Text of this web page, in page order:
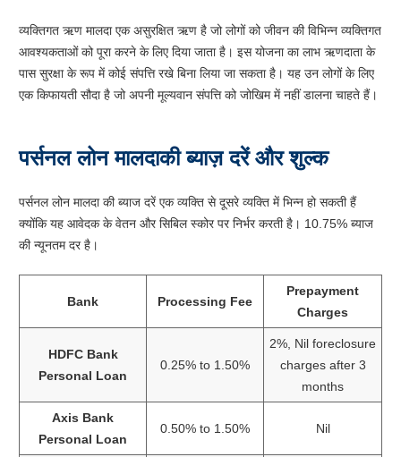
व्यक्तिगत ऋण मालदा एक असुरक्षित ऋण है जो लोगों को जीवन की विभिन्न व्यक्तिगत
आवश्यकताओं को पूरा करने के लिए दिया जाता है। इस योजना का लाभ ऋणदाता के
पास सुरक्षा के रूप में कोई संपत्ति रखे बिना लिया जा सकता है। यह उन लोगों के लिए
एक किफायती सौदा है जो अपनी मूल्यवान संपत्ति को जोखिम में नहीं डालना चाहते हैं।
पर्सनल लोन मालदाकी ब्याज़ दरें और शुल्क
पर्सनल लोन मालदा की ब्याज दरें एक व्यक्ति से दूसरे व्यक्ति में भिन्न हो सकती हैं
क्योंकि यह आवेदक के वेतन और सिबिल स्कोर पर निर्भर करती है। 10.75% ब्याज
की न्यूनतम दर है।
Bank Processing Fee
Prepayment
Charges
HDFC Bank
Personal Loan
0.25% to 1.50%
2%, Nil foreclosure
charges after 3
months
Axis Bank
Personal Loan
0.50% to 1.50% Nil